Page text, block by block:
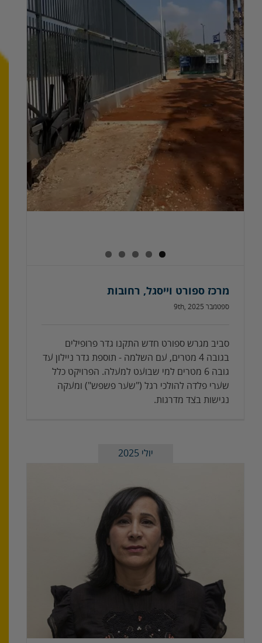
מרכז ספורט וייסגל, רחובות
ספטמבר 9th, 2025
סביב מגרש ספורט חדש התקנו גדר פרופילים
בגובה 4 מטרים, עם השלמה - תוספת גדר ניילון עד
גובה 6 מטרים למי שבועט למעלה. הפרויקט כלל
שערי פלדה להולכי רגל ("שער פשפש") ומעקה
נגישות בצד מדרגות.
יולי 2025